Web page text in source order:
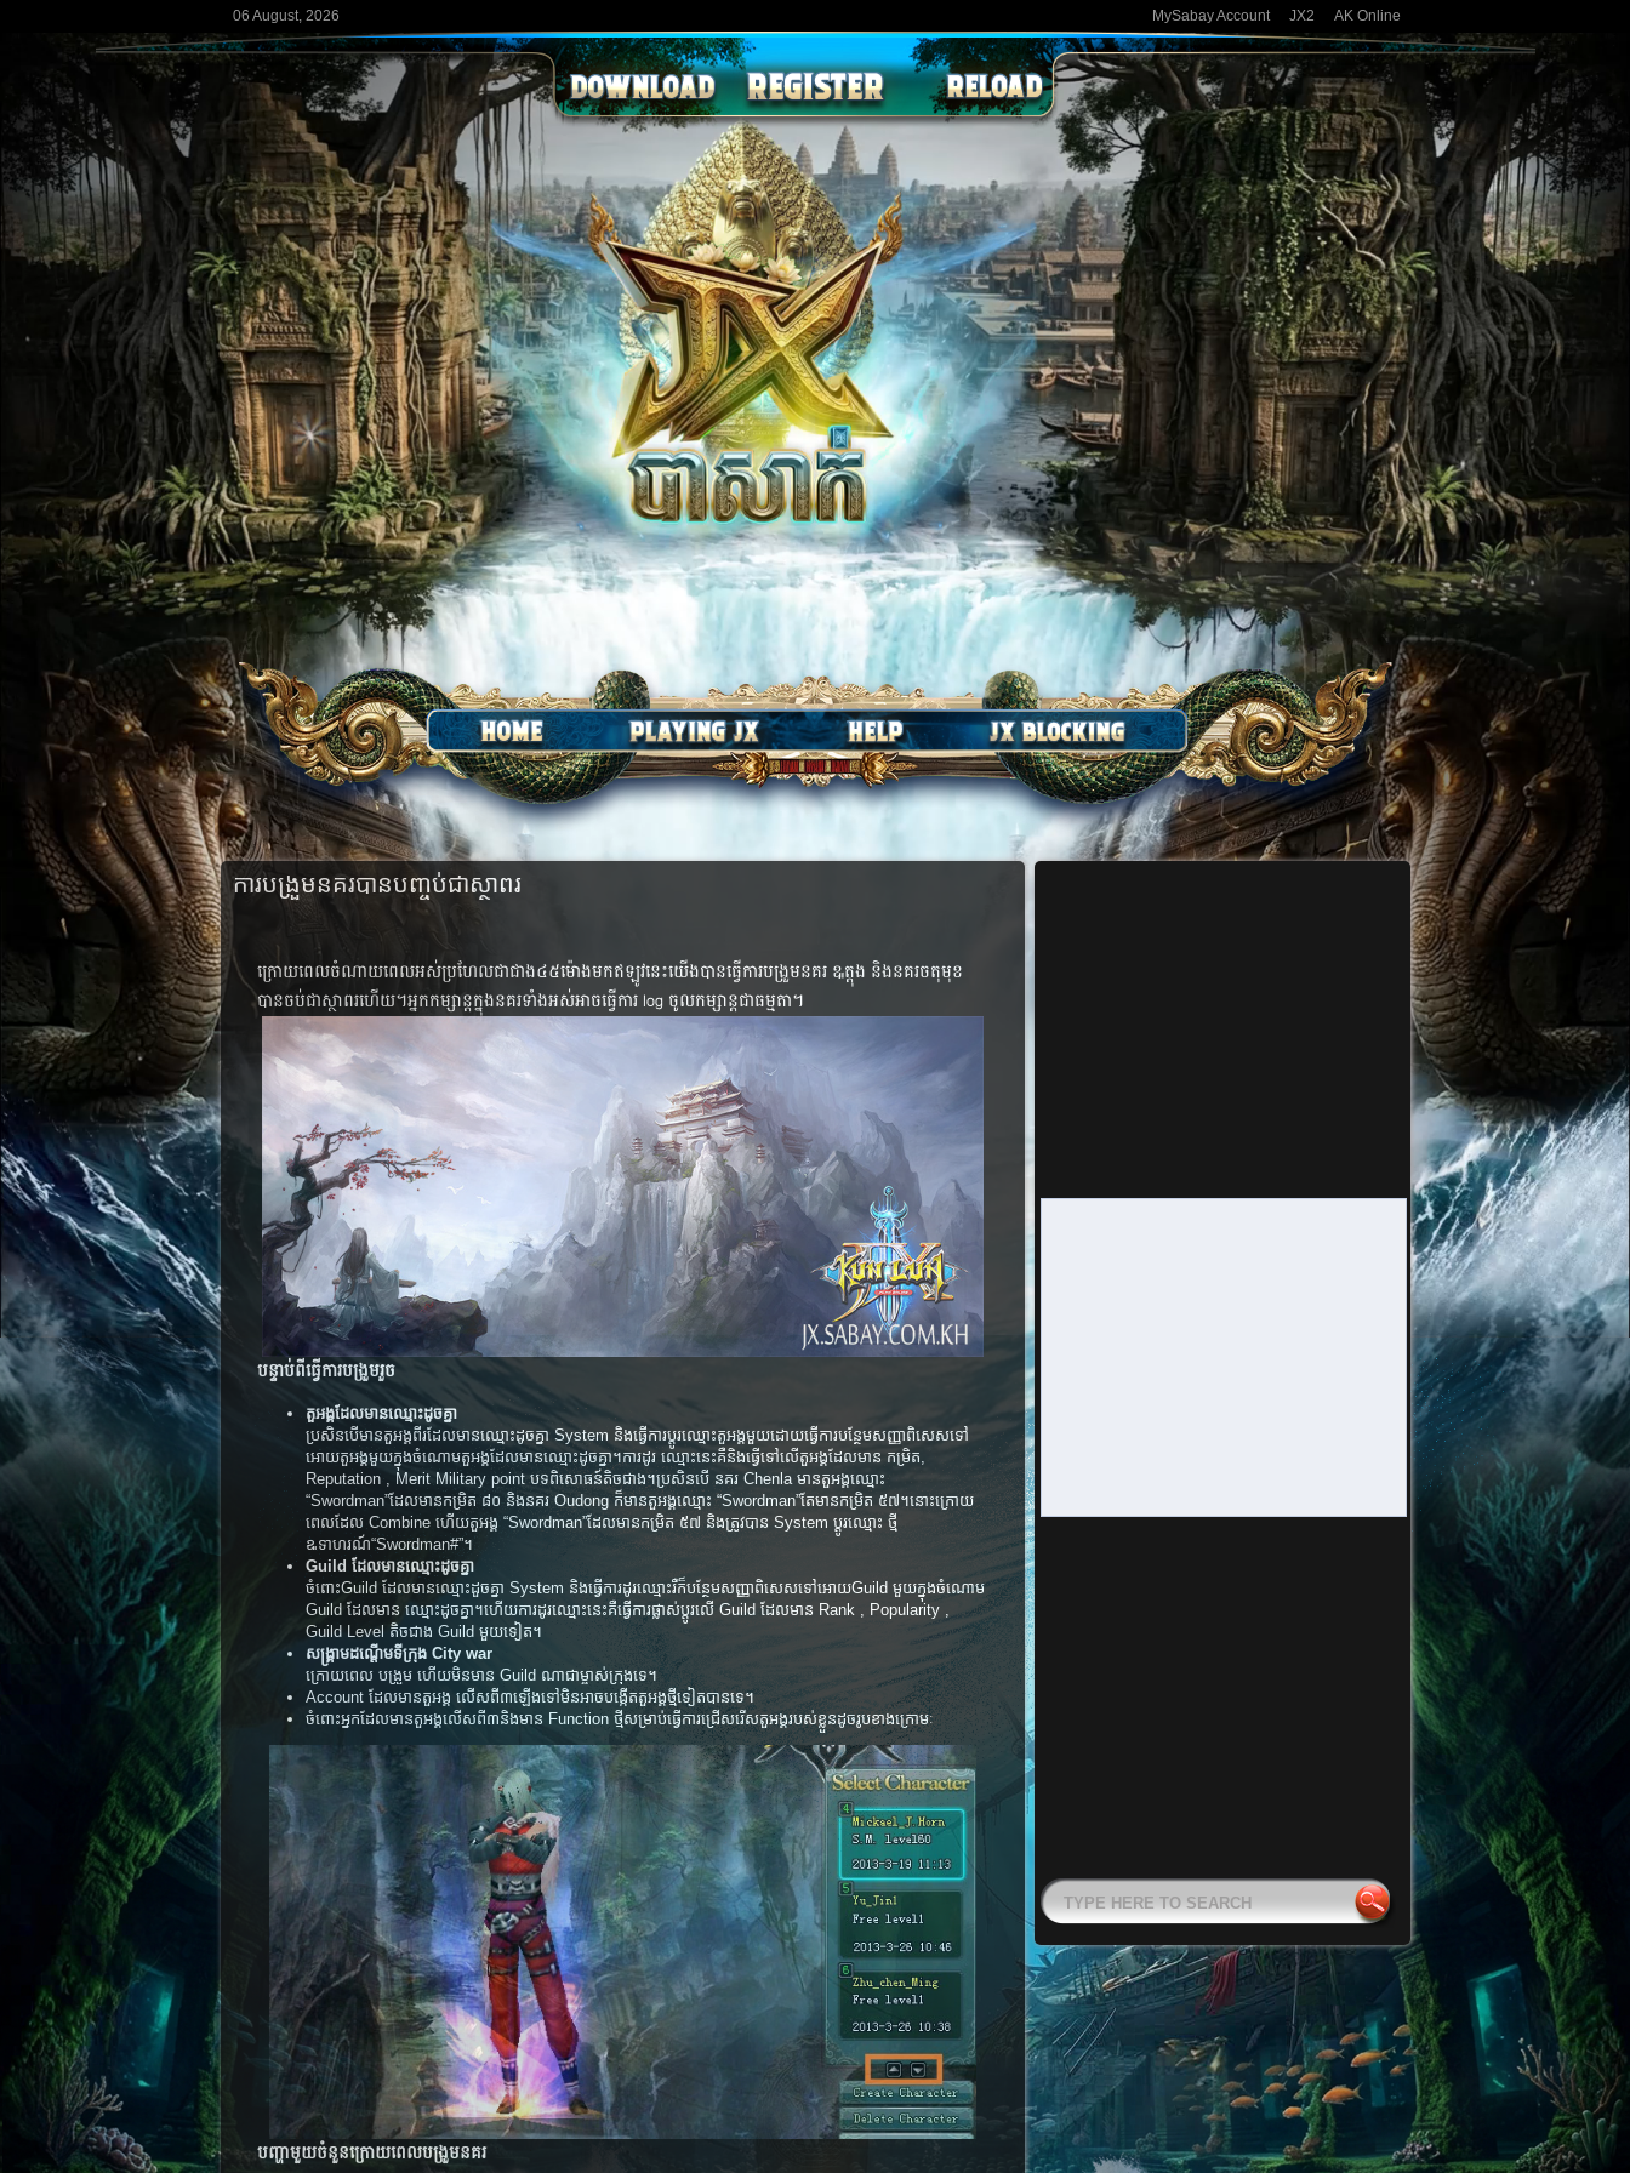
06 August, 2026 MySabay Account JX2 AK Online
ការបង្រួមនគរបានបញ្ចប់ជាស្ថាពរ
ក្រោយ​ពេល​ចំណាយ​ពេល​អស់​ប្រហែល​ជា​ជាង​៤៥​ម៉ោង​មក​​ឥឡូវ​នេះ​​យើង​​បាន​ធ្វើ​ការ​បង្រួម​នគរ​ ឩត្តុង​​ និង​នគរ​ចតុ​មុខ​
បាន​ចប់​​​ជា​​​ស្ថាពរ​​​ហើយ​​​។​​អ្នក​​​​កម្សាន្ត​​​ក្នុង​​​នគរ​​​ទាំង​​​អស់​​​​អាច​​​​ធ្វើ​​ការ​​ log ចូល​​កម្សាន្ត​​ជា​​ធម្មតា​។
បន្ទាប់ពីធ្វើការបង្រួមរួច
តួអង្គដែលមានឈ្មោះដូចគ្នា
ប្រសិន​​បើ​មានតួអង្គពីរដែលមានឈ្មោះដូចគ្នា System និង​ធ្វើ​ការ​ប្តូរ​ឈ្មោះ​តួអង្គ​មួយ​ដោយ​ធ្វើ​ការ​បន្ថែម​សញ្ញា​ពិសេស​ទៅ​
អោយ​តួអង្គ​មួយ​ក្នុង​ចំណោម​តួ​អង្គ​ដែល​មាន​ឈ្មោះ​ដូច​គ្នា​។​ការ​ដូរ​ ឈ្មោះ​នេះ​គឺ​និង​ធ្វើ​ទៅ​លើ​តួអង្គ​ដែល​មាន​ កម្រិត​,
Reputation , Merit Military point បទ​ពិសោធន៍​តិច​ជាង​។ប្រសិន​បើ នគរ Chenla មានតួអង្គឈ្មោះ​
“Swordman”ដែលមានកម្រិត ៨០ និងនគរ Oudong ​ក៏មានតួអង្គឈ្មោះ​ “Swordman”​តែ​មាន​កម្រិត ៥៧។នោះក្រោយ
ពេលដែល Combine ហើយតួអង្គ “Swordman”ដែលមានកម្រិត ៥៧ និងត្រូវបាន System ប្តូរ​ឈ្មោះ ​ថ្មី
ឩទាហរណ៍“Swordman#”។
Guild ដែលមានឈ្មោះដូចគ្នា
ចំពោះGuild ដែលមានឈ្មោះដួចគ្នា System និង​ធ្វើ​ការ​ដូរ​ឈ្មោះ​រឺ​ក៏​បន្ថែម​សញ្ញា​ពិសេស​ទៅ​អោយ​Guild មួយក្នុងចំណោម​
Guild ដែលមាន ឈ្មោះ​ដូច​គ្នា​។​ហើយ​ការ​ដូរ​ឈ្មោះ​នេះ​គឺ​ធ្វើការផ្លាស់ប្តូរលើ Guild ដែលមាន Rank , Popularity ,
Guild Level តិចជាង Guild មួយទៀត។
សង្គ្រាមដណ្តើមទីក្រុង City war
ក្រោយពេល បង្រួម ហើយមិនមាន Guild ណាជាម្ចាស់ក្រុងទេ។
Account ដែលមានតួអង្គ លើសពី៣ឡើងទៅមិនអាចបង្កើតតួអង្គថ្មីទៀតបានទេ។
ចំពោះ​​អ្នក​​ដែល​​មាន​​តួ​អង្គ​​លើស​ពី​​៣​និង​​មាន​​ Function ថ្មី​​សម្រាប់​​ធ្វើ​​ការ​​ជ្រើស​​រើស​​តួ​អង្គ​​របស់​​ខ្លួន​​ដូច​​រូប​​ខាង​​ក្រោមៈ​​
បញ្ហាមួយចំនួនក្រោយពេលបង្រួមនគរ